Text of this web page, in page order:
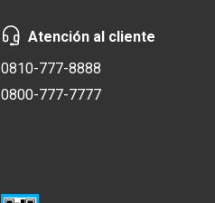
Atención al cliente
0810-777-8888
0800-777-7777